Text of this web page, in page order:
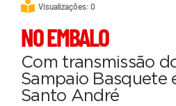
Visualizações: 0
NO EMBALO
Com transmissão
Sampaio Basquete
Santo André